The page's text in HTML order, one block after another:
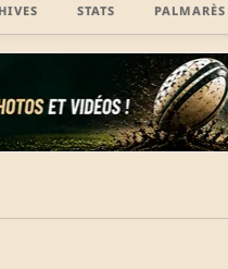
STATS PALMARÈS